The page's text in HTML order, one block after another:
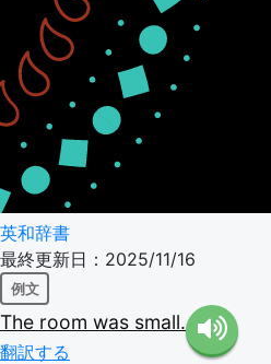
英和辞書
最終更新日：2025/11/16
例文
The room was small.
翻訳する